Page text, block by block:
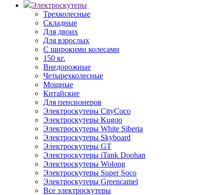
Электроскутеры
Трехколесные
Складные
Для двоих
Для взрослых
С широкими колесами
150 кг.
Внедорожные
Четырехколесные
Мощные
Китайские
Для пенсионеров
Электроскутеры CityCoco
Электроскутеры Kugoo
Электроскутеры White Siberia
Электроскутеры Skyboard
Электроскутеры GT
Электроскутеры iTank Doohan
Электроскутеры Wolong
Электроскутеры Super Soco
Электроскутеры Greencamel
Все электроскутеры